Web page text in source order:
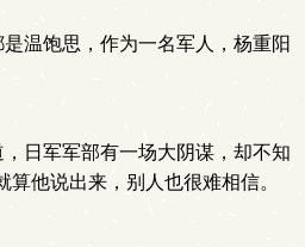
温饱思，作为一名军人，杨重阳
日军军部有一场大阴谋，却不知
他说出来，别人也很难相信。